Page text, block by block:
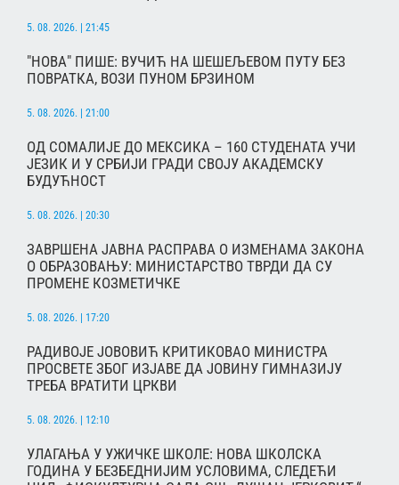
5. 08. 2026. | 21:45
"НОВА" ПИШЕ: ВУЧИЋ НА ШЕШЕЉЕВОМ ПУТУ БЕЗ
ПОВРАТКА, ВОЗИ ПУНОМ БРЗИНОМ
5. 08. 2026. | 21:00
ОД СОМАЛИЈЕ ДО МЕКСИКА – 160 СТУДЕНАТА УЧИ
ЈЕЗИК И У СРБИЈИ ГРАДИ СВОЈУ АКАДЕМСКУ
БУДУЋНОСТ
5. 08. 2026. | 20:30
ЗАВРШЕНА ЈАВНА РАСПРАВА О ИЗМЕНАМА ЗАКОНА
О ОБРАЗОВАЊУ: МИНИСТАРСТВО ТВРДИ ДА СУ
ПРОМЕНЕ КОЗМЕТИЧКЕ
5. 08. 2026. | 17:20
РАДИВОЈЕ ЈОВОВИЋ КРИТИКОВАО МИНИСТРА
ПРОСВЕТЕ ЗБОГ ИЗЈАВЕ ДА ЈОВИНУ ГИМНАЗИЈУ
ТРЕБА ВРАТИТИ ЦРКВИ
5. 08. 2026. | 12:10
УЛАГАЊА У УЖИЧКЕ ШКОЛЕ: НОВА ШКОЛСКА
ГОДИНА У БЕЗБЕДНИЈИМ УСЛОВИМА, СЛЕДЕЋИ